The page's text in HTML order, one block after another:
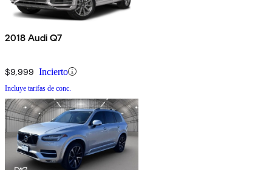
2018 Audi Q7
$9,999 Incierto
Incluye tarifas de conc.